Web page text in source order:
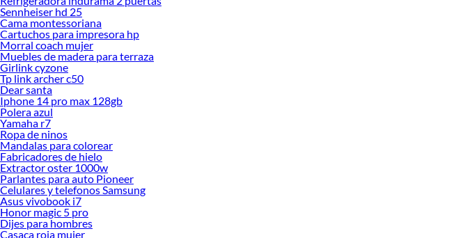
Sennheiser hd 25
Cama montessoriana
Cartuchos para impresora hp
Morral coach mujer
Muebles de madera para terraza
Girlink cyzone
Tp link archer c50
Dear santa
Iphone 14 pro max 128gb
Polera azul
Yamaha r7
Ropa de ninos
Mandalas para colorear
Fabricadores de hielo
Extractor oster 1000w
Parlantes para auto Pioneer
Celulares y telefonos Samsung
Asus vivobook i7
Honor magic 5 pro
Dijes para hombres
Casaca roja mujer